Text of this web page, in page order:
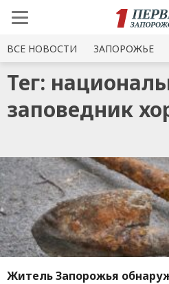
ВСЕ НОВОСТИ ЗАПОРОЖЬЕ
Тег:
заповедник
Житель Запорожья